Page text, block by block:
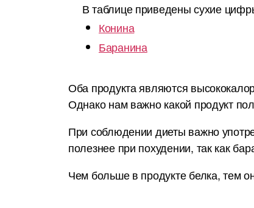
В таблице приведены сухие
Конина
Баранина
Оба продукта являются
Однако нам важно какой продукт
При соблюдении диеты важно
полезнее при похудении, так как
Чем больше в продукте белка, тем